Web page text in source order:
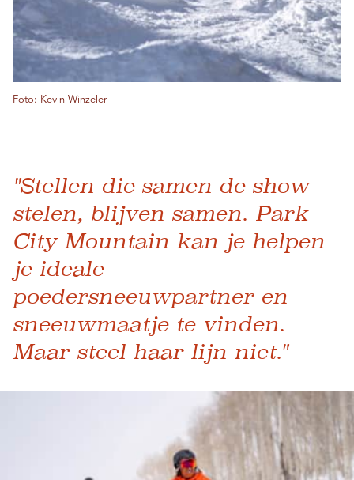
Foto: Kevin Winzeler
"Stellen die samen de show
stelen, blijven samen. Park
City Mountain kan je helpen
je ideale
poedersneeuwpartner en
sneeuwmaatje te vinden.
Maar steel haar lijn niet."